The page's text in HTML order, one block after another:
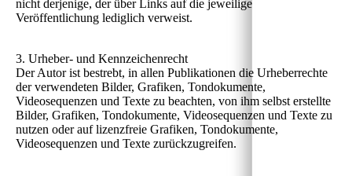
nicht derjenige, der über Links auf die jeweilige
Veröffentlichung lediglich verweist.
3. Urheber- und Kennzeichenrecht
Der Autor ist bestrebt, in allen Publikationen die Urheberrechte
der verwendeten Bilder, Grafiken, Tondokumente,
Videosequenzen und Texte zu beachten, von ihm selbst erstellte
Bilder, Grafiken, Tondokumente, Videosequenzen und Texte zu
nutzen oder auf lizenzfreie Grafiken, Tondokumente,
Videosequenzen und Texte zurückzugreifen.